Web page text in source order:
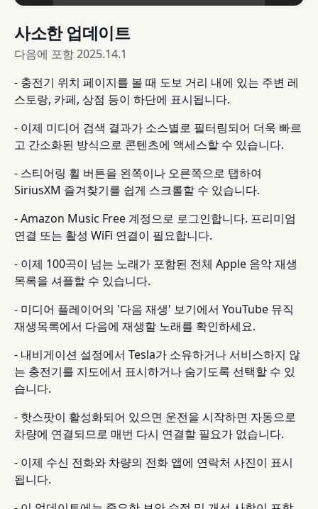
사소한 업데이트
다음에 포함2025.14.1
- 충전기 위치 페이지를 볼 때 도보 거리 내에 있는 주변 레
스토랑, 카페, 상점 등이 하단에 표시됩니다.
- 이제 미디어 검색 결과가 소스별로 필터링되어 더욱 빠르
고 간소화된 방식으로 콘텐츠에 액세스할 수 있습니다.
- 스티어링 휠 버튼을 왼쪽이나 오른쪽으로 탭하여
SiriusXM 즐겨찾기를 쉽게 스크롤할 수 있습니다.
- Amazon Music Free 계정으로 로그인합니다. 프리미엄
연결 또는 활성 WiFi 연결이 필요합니다.
- 이제 100곡이 넘는 노래가 포함된 전체 Apple 음악 재생
목록을 셔플할 수 있습니다.
- 미디어 플레이어의 '다음 재생' 보기에서 YouTube 뮤직
재생목록에서 다음에 재생할 노래를 확인하세요.
- 내비게이션 설정에서 Tesla가 소유하거나 서비스하지 않
는 충전기를 지도에서 표시하거나 숨기도록 선택할 수 있
습니다.
- 핫스팟이 활성화되어 있으면 운전을 시작하면 자동으로
차량에 연결되므로 매번 다시 연결할 필요가 없습니다.
- 이제 수신 전화와 차량의 전화 앱에 연락처 사진이 표시
됩니다.